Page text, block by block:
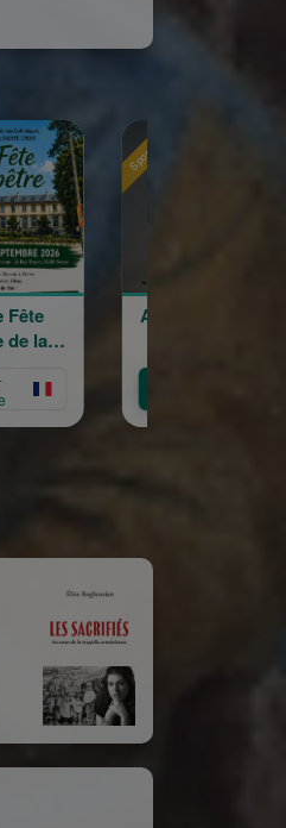
Siranossian &
La Garde
Île-de-
France